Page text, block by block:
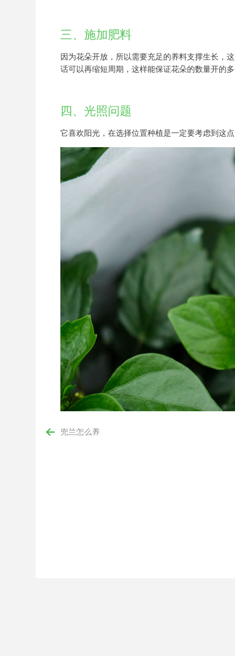
三、施加肥料
因为花朵开放，所以需要充足的养料支撑生长，
话可以再缩短周期，这样能保证花朵的数量开的
四、光照问题
它喜欢阳光，在选择位置种植是一定要考虑到这
兜兰怎么养